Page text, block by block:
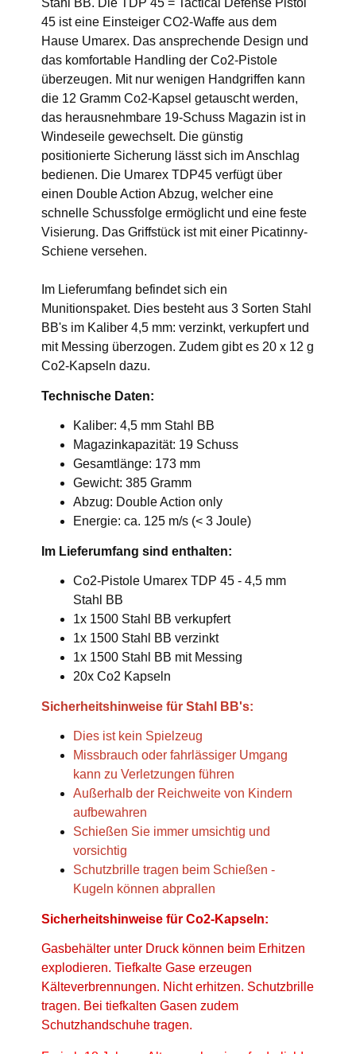
Stahl BB. Die TDP 45 = Tactical Defense Pistol
45 ist eine Einsteiger CO2-Waffe aus dem
Hause Umarex. Das ansprechende Design und
das komfortable Handling der Co2-Pistole
überzeugen. Mit nur wenigen Handgriffen kann
die 12 Gramm Co2-Kapsel getauscht werden,
das herausnehmbare 19-Schuss Magazin ist in
Windeseile gewechselt. Die günstig
positionierte Sicherung lässt sich im Anschlag
bedienen. Die Umarex TDP45 verfügt über
einen Double Action Abzug, welcher eine
schnelle Schussfolge ermöglicht und eine feste
Visierung. Das Griffstück ist mit einer Picatinny-
Schiene versehen.
Im Lieferumfang befindet sich ein
Munitionspaket. Dies besteht aus 3 Sorten Stahl
BB's im Kaliber 4,5 mm: verzinkt, verkupfert und
mit Messing überzogen. Zudem gibt es 20 x 12 g
Co2-Kapseln dazu.
Technische Daten:
Kaliber: 4,5 mm Stahl BB
Magazinkapazität: 19 Schuss
Gesamtlänge: 173 mm
Gewicht: 385 Gramm
Abzug: Double Action only
Energie: ca. 125 m/s (< 3 Joule)
Im Lieferumfang sind enthalten:
Co2-Pistole Umarex TDP 45 - 4,5 mm
Stahl BB
1x 1500 Stahl BB verkupfert
1x 1500 Stahl BB verzinkt
1x 1500 Stahl BB mit Messing
20x Co2 Kapseln
Sicherheitshinweise für Stahl BB's:
Dies ist kein Spielzeug
Missbrauch oder fahrlässiger Umgang
kann zu Verletzungen führen
Außerhalb der Reichweite von Kindern
aufbewahren
Schießen Sie immer umsichtig und
vorsichtig
Schutzbrille tragen beim Schießen -
Kugeln können abprallen
Sicherheitshinweise für Co2-Kapseln:
Gasbehälter unter Druck können beim Erhitzen
explodieren. Tiefkalte Gase erzeugen
Kälteverbrennungen. Nicht erhitzen. Schutzbrille
tragen. Bei tiefkalten Gasen zudem
Schutzhandschuhe tragen.